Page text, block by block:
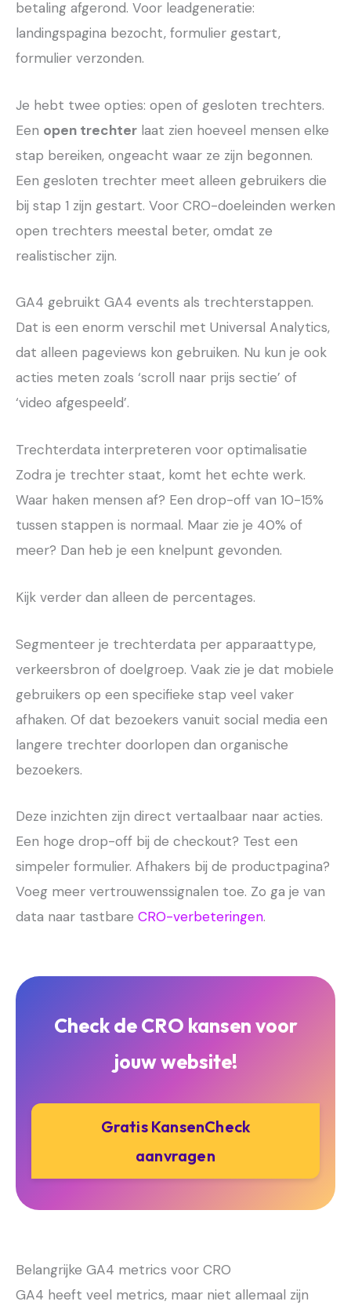
betaling afgerond. Voor leadgeneratie:
landingspagina bezocht, formulier gestart,
formulier verzonden.
Je hebt twee opties: open of gesloten trechters.
Een open trechter laat zien hoeveel mensen elke
stap bereiken, ongeacht waar ze zijn begonnen.
Een gesloten trechter meet alleen gebruikers die
bij stap 1 zijn gestart. Voor CRO-doeleinden werken
open trechters meestal beter, omdat ze
realistischer zijn.
GA4 gebruikt GA4 events als trechterstappen.
Dat is een enorm verschil met Universal Analytics,
dat alleen pageviews kon gebruiken. Nu kun je ook
acties meten zoals ‘scroll naar prijs sectie’ of
‘video afgespeeld’.
Trechterdata interpreteren voor optimalisatie
Zodra je trechter staat, komt het echte werk.
Waar haken mensen af? Een drop-off van 10-15%
tussen stappen is normaal. Maar zie je 40% of
meer? Dan heb je een knelpunt gevonden.
Kijk verder dan alleen de percentages.
Segmenteer je trechterdata per apparaattype,
verkeersbron of doelgroep. Vaak zie je dat mobiele
gebruikers op een specifieke stap veel vaker
afhaken. Of dat bezoekers vanuit social media een
langere trechter doorlopen dan organische
bezoekers.
Deze inzichten zijn direct vertaalbaar naar acties.
Een hoge drop-off bij de checkout? Test een
simpeler formulier. Afhakers bij de productpagina?
Voeg meer vertrouwenssignalen toe. Zo ga je van
data naar tastbare CRO-verbeteringen.
Check de CRO kansen voor
jouw website!
Gratis KansenCheck
aanvragen
Belangrijke GA4 metrics voor CRO
GA4 heeft veel metrics, maar niet allemaal zijn